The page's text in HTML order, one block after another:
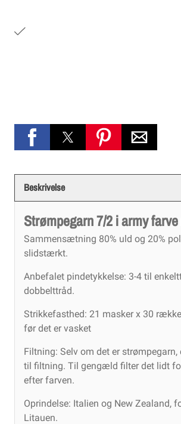
Beskrivelse
Strømpegarn 7/2 i army farve
Sammensætning 80% uld og 20%
slidstærkt.
Anbefalet pindetykkelse: 3-4 til
dobbelttråd.
Strikkefasthed: 21 masker x 30
før det er vasket
Filtning: Selv om det er strømpegarn,
til filtning. Til gengæld filter det lidt
efter farven.
Oprindelse: Italien og New Zealand,
Litauen.